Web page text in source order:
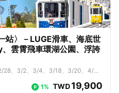
站〉－LUGE滑車、海底世
雲霄飛車環湖公園、浮誇
28、3/2、3/4、3/18、3/20、4/
13、8/21、8/23、8/28、9/1、9/
1% TWD19,900